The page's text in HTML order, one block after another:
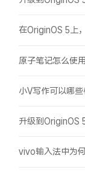
在OriginOS 5上
原子笔记怎么使
小V写作可以哪些
vivo输入法中为